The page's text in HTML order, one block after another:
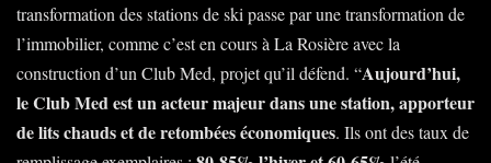
transformation des stations de ski passe par une transformation de
l’immobilier, comme c’est en cours à La Rosière avec la
construction d’un Club Med, projet qu’il défend. “Aujourd’hui,
le Club Med est un acteur majeur dans une station, apporteur
de lits chauds et de retombées économiques. Ils ont des taux de